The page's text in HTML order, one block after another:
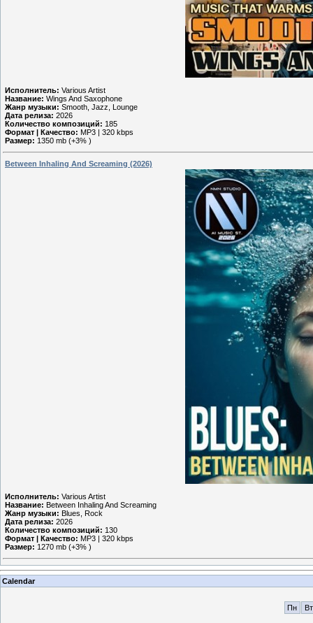
Исполнитель: Various Artist
Название: Wings And Saxophone
Жанр музыки: Smooth, Jazz, Lounge
Дата релиза: 2026
Количество композиций: 185
Формат | Качество: MP3 | 320 kbps
Размер: 1350 mb (+3% )
Between Inhaling And Screaming (2026)
Исполнитель: Various Artist
Название: Between Inhaling And Screaming
Жанр музыки: Blues, Rock
Дата релиза: 2026
Количество композиций: 130
Формат | Качество: MP3 | 320 kbps
Размер: 1270 mb (+3% )
Calendar
Пн Вт